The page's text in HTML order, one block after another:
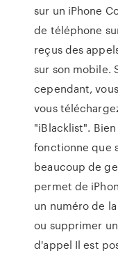
sur un iPhone
de téléphone
reçus des
sur son mobile.
cependant,
vous
"iBlacklist".
fonctionne que
beaucoup de
permet de
un numéro de
ou supprimer
d'appel Il est